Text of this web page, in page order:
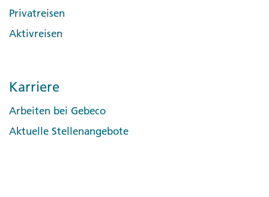
Privatreisen
Aktivreisen
Karriere
Arbeiten bei Gebeco
Aktuelle Stellenangebote